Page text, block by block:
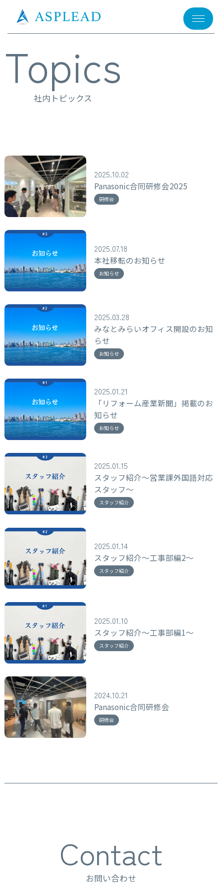
Topics
社内トピックス
Panasonic合同研修会2025
2025.10.02
研修会
本社移転のお知らせ
2025.07.18
お知らせ
みなとみらいオフィス開設のお知
らせ
2025.03.28
お知らせ
「リフォーム産業新聞」掲載のお
知らせ
2025.01.21
お知らせ
スタッフ紹介～営業課外国語対応
スタッフ～
2025.01.15
スタッフ紹介
スタッフ紹介～工事部編2～
2025.01.14
スタッフ紹介
スタッフ紹介～工事部編1～
2025.01.10
スタッフ紹介
Panasonic合同研修会
2024.10.21
研修会
Contact
お問い合わせ